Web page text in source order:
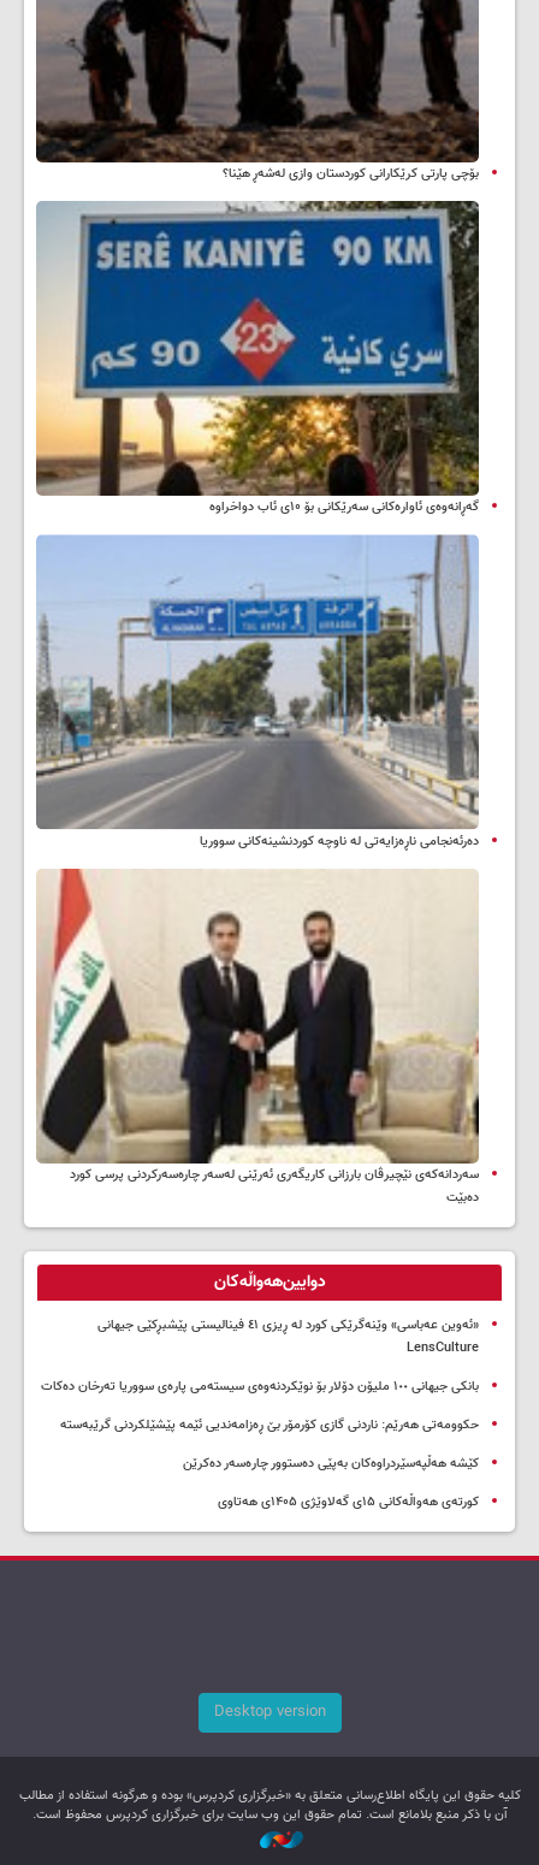
بۆچی پارتی کرێکارانی کوردستان وازی لەشەڕ هێنا؟
گەڕانەوەی ئاوارەکانی سەرێکانی بۆ ۱۰ی ئاب دواخراوە
دەرئەنجامی ناڕەزایەتی لە ناوچە کوردنشینەکانی سووریا
سه‌ردانه‌کەی نێچیرڤان بارزانی كاریگه‌ری ئه‌رێنی له‌سه‌ر چاره‌سه‌ركردنی پرسی كورد
ده‌بێت
دوایین‌هەواڵەکان
«ئەوین عەباسی» وێنەگرێکی کورد لە ڕیزی ٤١ فینالیستی پێشبڕکێی جیهانی
LensCulture
بانکی جیهانی ١٠٠ ملیۆن دۆلار بۆ نوێکردنەوەی سیستەمی پارەی سووریا تەرخان دەکات
حکوومەتی هەرێم: ناردنی گازی کۆرمۆر بێ ڕەزامەندیی ئێمە پێشێلکردنی گرێبەستە
کێشە هەڵپەسێردراوەکان بەپێی دەستوور چارەسەر دەکرێن
کورتەی هەواڵەکانی ۱۵ی گەلاوێژی ۱۴۰۵ی هەتاوی
Desktop version
کليه حقوق اين پایگاه اطلاع‌رسانی متعلق به «خبرگزاری کردپرس» بوده و هرگونه استفاده از مطالب
آن با ذکر منبع بلامانع است. تمام حقوق این وب سایت برای خبرگزاری کردپرس محفوظ است.